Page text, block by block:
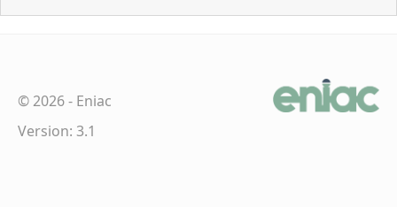
©2026- Eniac
Version: 3.1